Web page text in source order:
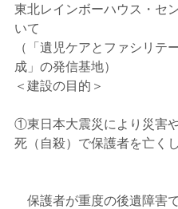
東北レインボーハウス・セ
いて
（「遺児ケアとファシリテ
成」の発信基地）
＜建設の目的＞
①東日本大震災により災害
死（自殺）で保護者を亡く
保護者が重度の後遺障害